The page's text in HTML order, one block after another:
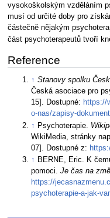
vysokoškolským vzděláním
musí od určité doby pro
částečně nějakým
část psychoterapeutů tvoří
Reference
↑ Stanovy spolku
Česká asociace pro
15]. Dostupné: https://
o-nas/zapisy-
↑ Psychoterapie.
WikiMedia, stránky
07]. Dostupné z:
↑ BERNE, Eric. K
pomoci.Je čas na
https://
psychoterapie-a-jak-